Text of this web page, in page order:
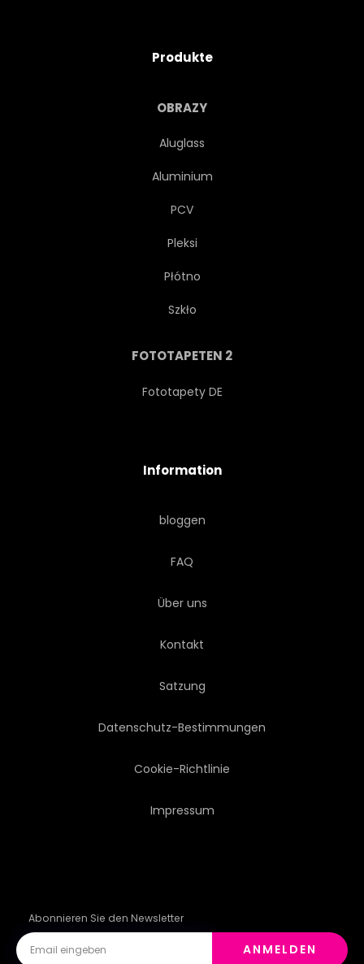
Produkte
OBRAZY
Aluglass
Aluminium
PCV
Pleksi
Płótno
Szkło
FOTOTAPETEN 2
Fototapety DE
Information
bloggen
FAQ
Über uns
Kontakt
Satzung
Datenschutz-Bestimmungen
Cookie-Richtlinie
Impressum
Abonnieren Sie den Newsletter
ANMELDEN